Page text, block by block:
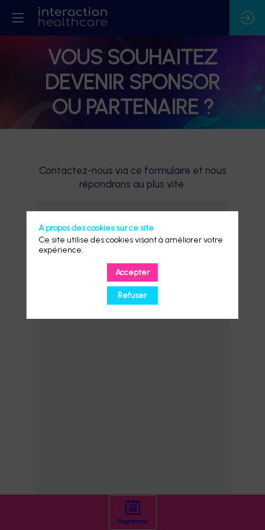
VOUS SOUHAITEZ
DEVENIR SPONSOR
OU PARTENAIRE ?
Contactez-nous via ce formulaire et nous
répondrons au plus vite.
Programme
A propos des cookies sur ce site
Ce site utilise des cookies visant à améliorer votre
expérience.
Accepter
Refuser